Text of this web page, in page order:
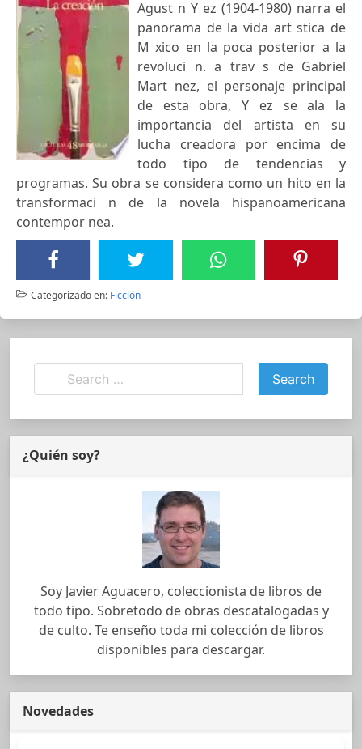
Agust n Y ez (1904-1980) narra el
panorama de la vida art stica de
M xico en la poca posterior a la
revoluci n. a trav s de Gabriel
Mart nez, el personaje principal
de esta obra, Y ez se ala la
importancia del artista en su
lucha creadora por encima de
todo tipo de tendencias y
programas. Su obra se considera como un hito en la
transformaci n de la novela hispanoamericana
contempor nea.
Categorizado en: Ficción
¿Quién soy?
Soy Javier Aguacero, coleccionista de libros de
todo tipo. Sobretodo de obras descatalogadas y
de culto. Te enseño toda mi colección de libros
disponibles para descargar.
Novedades